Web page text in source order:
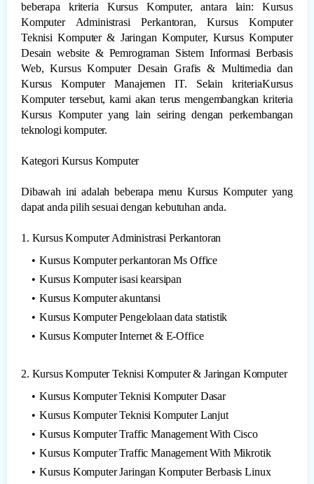
beberapa kriteria Kursus Komputer, antara lain: Kursus
Komputer Administrasi Perkantoran, Kursus Komputer
Teknisi Komputer & Jaringan Komputer, Kursus Komputer
Desain website & Pemrograman Sistem Informasi Berbasis
Web, Kursus Komputer Desain Grafis & Multimedia dan
Kursus Komputer Manajemen IT. Selain kriteriaKursus
Komputer tersebut, kami akan terus mengembangkan kriteria
Kursus Komputer yang lain seiring dengan perkembangan
teknologi komputer.
Kategori Kursus Komputer
Dibawah ini adalah beberapa menu Kursus Komputer yang
dapat anda pilih sesuai dengan kebutuhan anda.
1. Kursus Komputer Administrasi Perkantoran
Kursus Komputer perkantoran Ms Office
Kursus Komputer isasi kearsipan
Kursus Komputer akuntansi
Kursus Komputer Pengelolaan data statistik
Kursus Komputer Internet & E-Office
2. Kursus Komputer Teknisi Komputer & Jaringan Komputer
Kursus Komputer Teknisi Komputer Dasar
Kursus Komputer Teknisi Komputer Lanjut
Kursus Komputer Traffic Management With Cisco
Kursus Komputer Traffic Management With Mikrotik
Kursus Komputer Jaringan Komputer Berbasis Linux